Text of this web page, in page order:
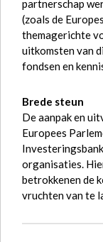
partnerschap
(zoals de
themagerichte
uitkomsten van
fondsen en
Brede steun
De aanpak en
Europees
organisaties.
betrokkenen de
vruchten van te